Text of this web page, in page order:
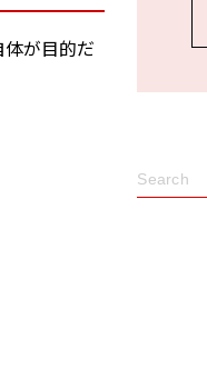
が目的だ